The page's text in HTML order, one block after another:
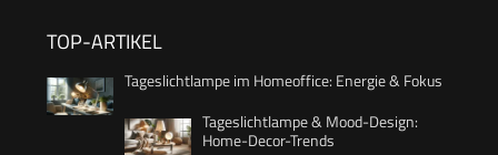
TOP-ARTIKEL
Tageslichtlampe im Homeoffice: Energie & Fokus
Tageslichtlampe & Mood-Design:
Home-Decor-Trends